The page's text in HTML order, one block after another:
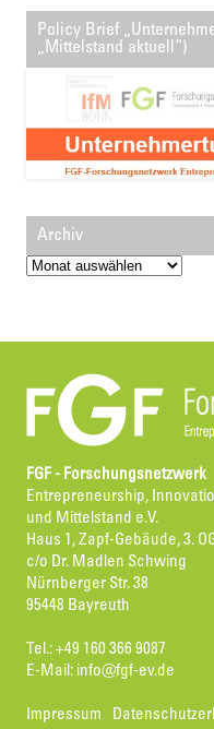
Policy Brief
„Mittelstand aktuell“)
Archiv
Archiv
FGF - Forschungsnetzwerk
Entrepreneurship,
und Mittelstand e.V.
Haus 1, Zapf-Gebäude, 3.
c/o Dr. Madlen Schwing
Nürnberger Str. 38
95448 Bayreuth
Tel.: +49 160 366 9087
E-Mail: info@fgf-ev.de
Impressum